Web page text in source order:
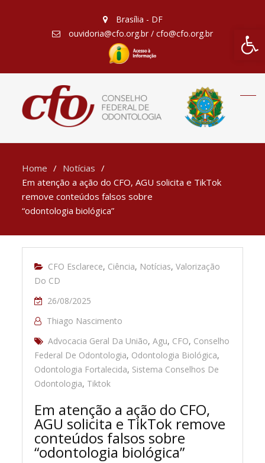
Barra
Brasília - DF
ouvidoria@cfo.org.br / cfo@cfo.org.br
Home
Notícias
Em atenção a ação do CFO, AGU solicita e TikTok
remove conteúdos falsos sobre
“odontologia biológica”
CFO Esclarece, Ciência, Notícias,Valorização
Do CD
26/08/2025
Thiago Nascimento
Advocacia Geral Da União,Agu, CFO, Conselho
Federal De Odontologia, Odontologia Biológica,
Odontologia Fortalecida, Sistema Conselhos De
Odontologia, Tiktok
Em atenção a ação do CFO,
AGU solicita e TikTok remove
conteúdos falsos sobre
“odontologia biológica”